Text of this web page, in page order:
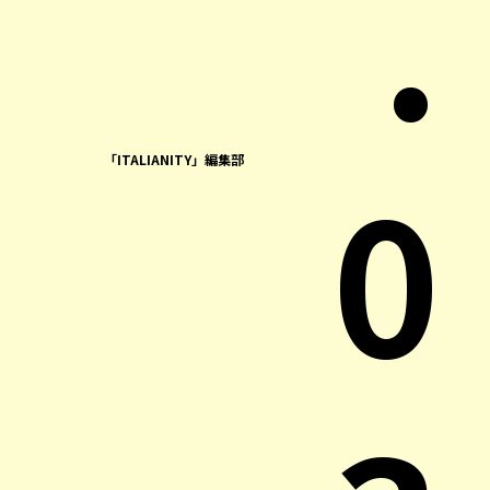
「ITALIANITY」編集部
0